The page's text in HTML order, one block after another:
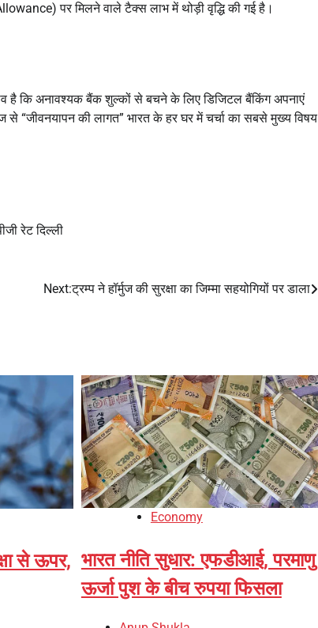
पर मिलने वाले टैक्स लाभ में थोड़ी वृद्धि की गई है।
है कि अनावश्यक बैंक शुल्कों से बचने के लिए डिजिटल बैंकिंग अपनाएं
की लागत” भारत के हर घर में चर्चा का सबसे मुख्य विषय
रेट दिल्ली
Next:ट्रम्प ने हॉर्मुज की सुरक्षा का जिम्मा सहयोगियों पर डाला
से ऊपर,
Economy
भारत नीति सुधार: एफडीआई, परमाणु
ऊर्जा पुश के बीच रुपया फिसला